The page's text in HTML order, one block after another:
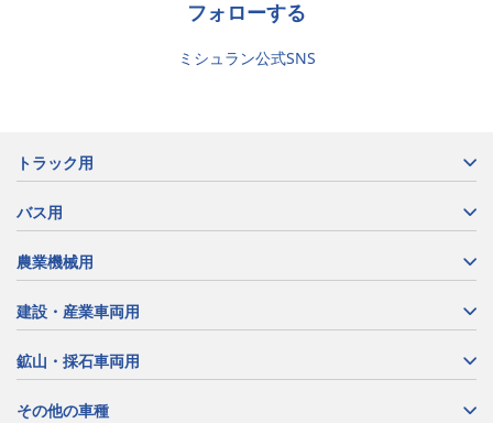
フォローする
ミシュラン公式SNS
トラック用
バス用
農業機械用
建設・産業車両用
鉱山・採石車両用
その他の車種